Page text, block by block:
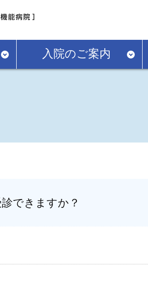
入院のご案内
できますか？